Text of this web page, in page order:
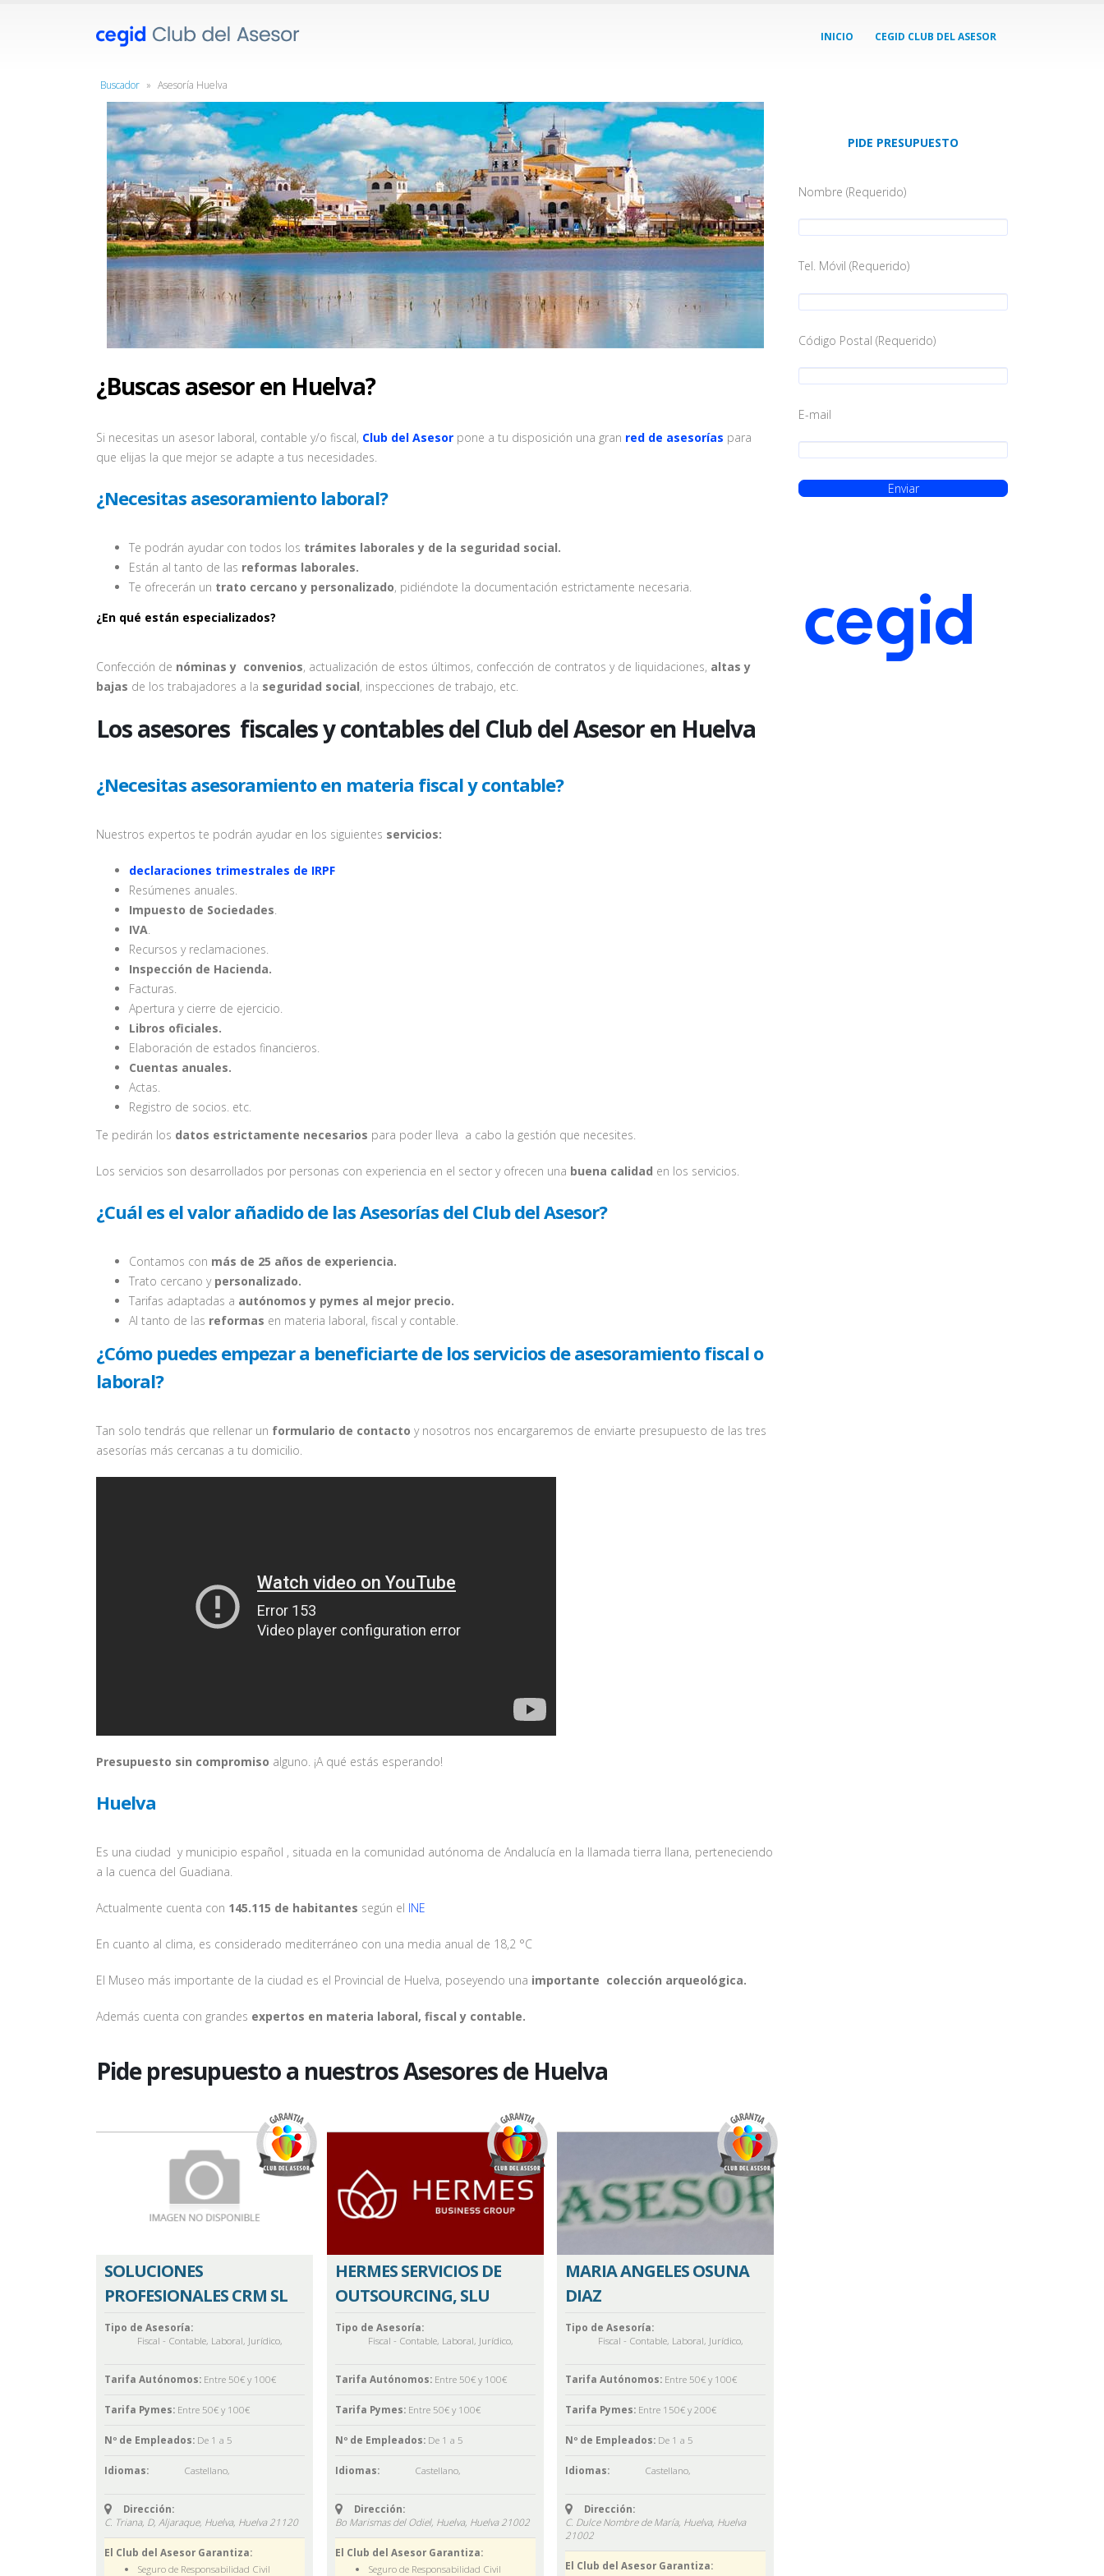
INICIO CEGID CLUB DEL ASESOR
Buscador » Asesoría Huelva
¿Buscas asesor en Huelva?
Si necesitas un asesor laboral, contable y/o fiscal, Club del Asesor pone a tu disposición una gran red de asesorías para
que elijas la que mejor se adapte a tus necesidades.
¿Necesitas asesoramiento laboral?
Te podrán ayudar con todos los trámites laborales y de la seguridad social.
Están al tanto de las reformas laborales.
Te ofrecerán un trato cercano y personalizado, pidiéndote la documentación estrictamente necesaria.
¿En qué están especializados?
Confección de nóminas y convenios, actualización de estos últimos, confección de contratos y de liquidaciones, altas y
bajas de los trabajadores a la seguridad social, inspecciones de trabajo, etc.
Los asesores fiscales y contables del Club del Asesor en Huelva
¿Necesitas asesoramiento en materia fiscal y contable?
Nuestros expertos te podrán ayudar en los siguientes servicios:
declaraciones trimestrales de IRPF
Resúmenes anuales.
Impuesto de Sociedades.
IVA.
Recursos y reclamaciones.
Inspección de Hacienda.
Facturas.
Apertura y cierre de ejercicio.
Libros oficiales.
Elaboración de estados financieros.
Cuentas anuales.
Actas.
Registro de socios. etc.
Te pedirán los datos estrictamente necesarios para poder lleva a cabo la gestión que necesites.
Los servicios son desarrollados por personas con experiencia en el sector y ofrecen una buena calidad en los servicios.
¿Cuál es el valor añadido de las Asesorías del Club del Asesor?
Contamos con más de 25 años de experiencia.
Trato cercano y personalizado.
Tarifas adaptadas a autónomos y pymes al mejor precio.
Al tanto de las reformas en materia laboral, fiscal y contable.
¿Cómo puedes empezar a beneficiarte de los servicios de asesoramiento fiscal o
laboral?
Tan solo tendrás que rellenar un formulario de contacto y nosotros nos encargaremos de enviarte presupuesto de las tres
asesorías más cercanas a tu domicilio.
Presupuesto sin compromiso alguno. ¡A qué estás esperando!
Huelva
Es una ciudad y municipio español , situada en la comunidad autónoma de Andalucía en la llamada tierra llana, perteneciendo
a la cuenca del Guadiana.
Actualmente cuenta con 145.115 de habitantes según el INE
En cuanto al clima, es considerado mediterráneo con una media anual de 18,2 °C
El Museo más importante de la ciudad es el Provincial de Huelva, poseyendo una importante colección arqueológica.
Además cuenta con grandes expertos en materia laboral, fiscal y contable.
Pide presupuesto a nuestros Asesores de Huelva
SOLUCIONES
PROFESIONALES CRM SL
Tipo de Asesoría:
Fiscal - Contable, Laboral, Jurídico,
Tarifa Autónomos: Entre 50€ y 100€
Tarifa Pymes: Entre 50€ y 100€
Nº de Empleados: De 1 a 5
Idiomas: Castellano,
Dirección:
C. Triana, D, Aljaraque, Huelva, Huelva 21120
El Club del Asesor Garantiza:
Seguro de Responsabilidad Civil
HERMES SERVICIOS DE
OUTSOURCING, SLU
Tipo de Asesoría:
Fiscal - Contable, Laboral, Jurídico,
Tarifa Autónomos: Entre 50€ y 100€
Tarifa Pymes: Entre 50€ y 100€
Nº de Empleados: De 1 a 5
Idiomas: Castellano,
Dirección:
Bo Marismas del Odiel, Huelva, Huelva 21002
El Club del Asesor Garantiza:
Seguro de Responsabilidad Civil
MARIA ANGELES OSUNA
DIAZ
Tipo de Asesoría:
Fiscal - Contable, Laboral, Jurídico,
Tarifa Autónomos: Entre 50€ y 100€
Tarifa Pymes: Entre 150€ y 200€
Nº de Empleados: De 1 a 5
Idiomas: Castellano,
Dirección:
C. Dulce Nombre de María, Huelva, Huelva
21002
El Club del Asesor Garantiza:
PIDE PRESUPUESTO
Nombre (Requerido)
Tel. Móvil (Requerido)
Código Postal (Requerido)
E-mail